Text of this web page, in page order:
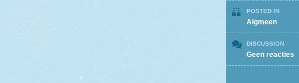
POSTED IN
Algmeen
DISCUSSION
Geen reacties